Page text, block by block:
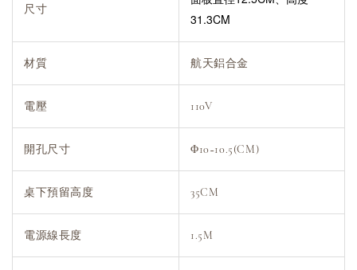
尺寸
31.3CM
材質 航天鋁合金
電壓 110V
開孔尺寸 Φ10~10.5(CM)
桌下預留高度 35CM
電源線長度 1.5M